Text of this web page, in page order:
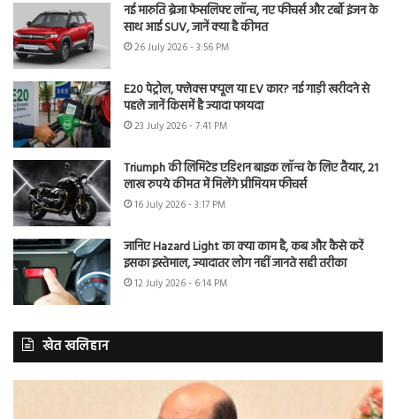
नई मारुति ब्रेजा फेसलिफ्ट लॉन्च, नए फीचर्स और टर्बो इंजन के
साथ आई SUV, जानें क्या है कीमत
26 July 2026 - 3:56 PM
E20 पेट्रोल, फ्लेक्स फ्यूल या EV कार? नई गाड़ी खरीदने से
पहले जानें किसमें है ज्यादा फायदा
23 July 2026 - 7:41 PM
Triumph की लिमिटेड एडिशन बाइक लॉन्च के लिए तैयार, 21
लाख रुपये कीमत में मिलेंगे प्रीमियम फीचर्स
16 July 2026 - 3:17 PM
जानिए Hazard Light का क्या काम है, कब और कैसे करें
इसका इस्तेमाल, ज्यादातर लोग नहीं जानते सही तरीका
12 July 2026 - 6:14 PM
खेत खलिहान